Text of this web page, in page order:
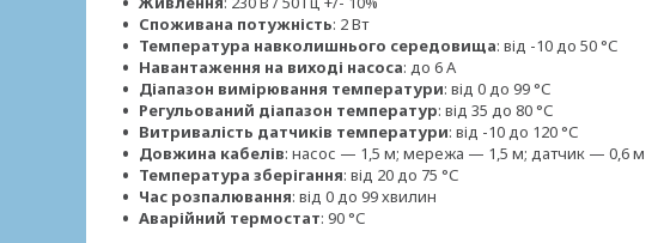
Споживана потужність: 2 Вт
Температура навколишнього середовища: від -10 до 50 °С
Навантаження на виході насоса: до 6 А
Діапазон вимірювання температури: від 0 до 99 °С
Регульований діапазон температур: від 35 до 80 °С
Витривалість датчиків температури: від -10 до 120 °С
Довжина кабелів: насос — 1,5 м; мережа — 1,5 м; датчик — 0,6 м
Температура зберігання: від 20 до 75 °С
Час розпалювання: від 0 до 99 хвилин
Аварійний термостат: 90 °С